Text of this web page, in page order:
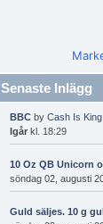
Senaste Inlägg
BBC byCash Is King
Igår kl. 18:29
10 Oz QB Unicorn
söndag 02, augusti
Guld säljes. 10 g